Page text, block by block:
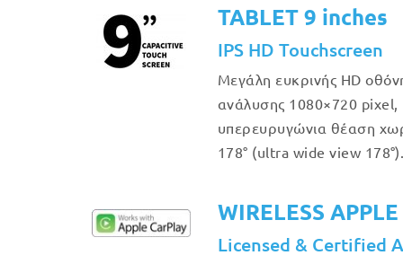
TABLET 9 inches
IPS HD Touchscreen
Μεγάλη ευκρινής HD
ανάλυσης 1080×720 pixel,
υπερευρυγώνια θέαση
178° (ultra wide view
WIRELESS
Licensed & Certified